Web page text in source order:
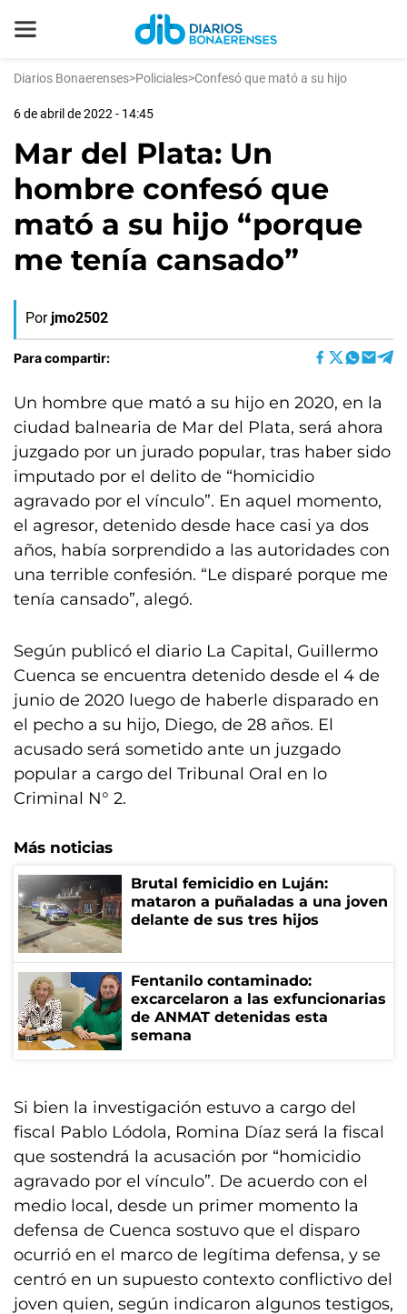
Diarios Bonaerenses>Policiales>Confesó que mató a su hijo
6 de abril de 2022 - 14:45
Mar del Plata: Un
hombre confesó que
mató a su hijo “porque
me tenía cansado”
Por jmo2502
Para compartir:
Un hombre que mató a su hijo en 2020, en la
ciudad balnearia de Mar del Plata, será ahora
juzgado por un jurado popular, tras haber sido
imputado por el delito de “homicidio
agravado por el vínculo”. En aquel momento,
el agresor, detenido desde hace casi ya dos
años, había sorprendido a las autoridades con
una terrible confesión. “Le disparé porque me
tenía cansado”, alegó.
Según publicó el diario La Capital, Guillermo
Cuenca se encuentra detenido desde el 4 de
junio de 2020 luego de haberle disparado en
el pecho a su hijo, Diego, de 28 años. El
acusado será sometido ante un juzgado
popular a cargo del Tribunal Oral en lo
Criminal N° 2.
Más noticias
Brutal femicidio en Luján:
mataron a puñaladas a una joven
delante de sus tres hijos
Fentanilo contaminado:
excarcelaron a las exfuncionarias
de ANMAT detenidas esta
semana
Si bien la investigación estuvo a cargo del
fiscal Pablo Lódola, Romina Díaz será la fiscal
que sostendrá la acusación por “homicidio
agravado por el vínculo”. De acuerdo con el
medio local, desde un primer momento la
defensa de Cuenca sostuvo que el disparo
ocurrió en el marco de legítima defensa, y se
centró en un supuesto contexto conflictivo del
joven quien, según indicaron algunos testigos,